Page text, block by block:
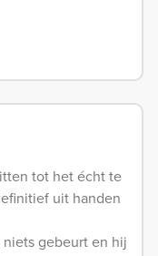
tot het écht te
uit handen
gebeurt en hij